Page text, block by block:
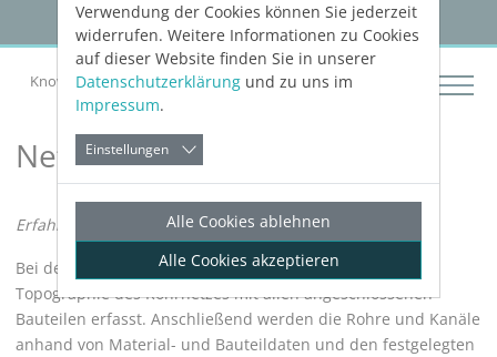
Knowledge Base AutoCAD Netze berechnen
Netze berechnen
Erfahren Sie, wie Sie Rohr- und Kanalnetze berechnen.
Bei den Rohr- und Kanalnetzberechnungen wird die
Topographie des Rohrnetzes mit allen angeschlossenen
Bauteilen erfasst. Anschließend werden die Rohre und Kanäle
anhand von Material- und Bauteildaten und den festgelegten
Verwendung der Cookies können Sie jederzeit
widerrufen. Weitere Informationen zu Cookies
auf dieser Website finden Sie in unserer
Datenschutzerklärung und zu uns im
Impressum.
Einstellungen
Alle Cookies ablehnen
Alle Cookies akzeptieren